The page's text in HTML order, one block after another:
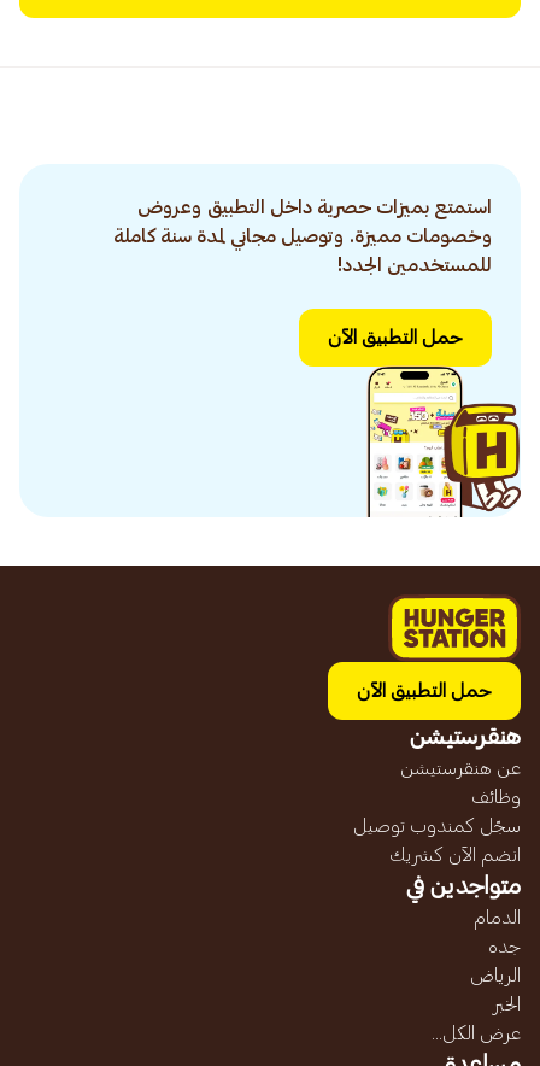
استمتع بميزات حصرية داخل التطبيق وعروض
وخصومات مميزة. وتوصيل مجاني لمدة سنة كاملة
للمستخدمين الجدد!
حمل التطبيق الآن
حمل التطبيق الآن
هنقرستيشن
عن هنقرستيشن
وظائف
سجّل كمندوب توصيل
انضم الآن كشريك
متواجدين في
الدمام
جده
الرياض
الخبر
عرض الكل...